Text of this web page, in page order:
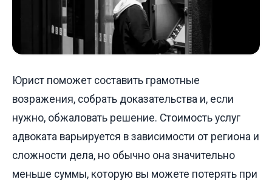
Юрист поможет составить грамотные
возражения, собрать доказательства и, если
нужно, обжаловать решение. Стоимость услуг
адвоката варьируется в зависимости от региона и
сложности дела, но обычно она значительно
меньше суммы, которую вы можете потерять при